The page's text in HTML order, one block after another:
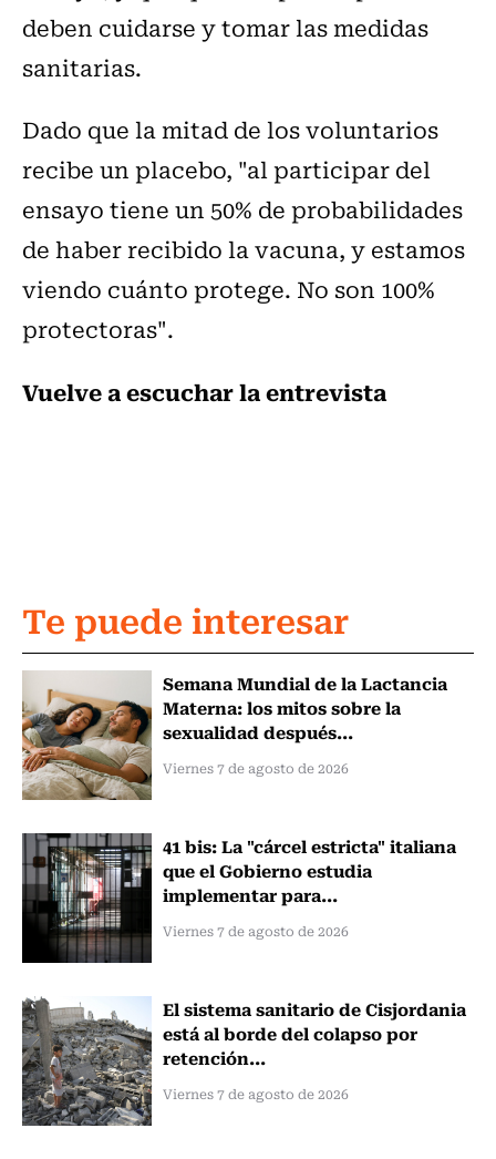
deben cuidarse y tomar las medidas
sanitarias.
Dado que la mitad de los voluntarios
recibe un placebo, "al participar del
ensayo tiene un 50% de probabilidades
de haber recibido la vacuna, y estamos
viendo cuánto protege. No son 100%
protectoras".
Vuelve a escuchar la entrevista
Te puede interesar
Semana Mundial de la Lactancia
Materna: los mitos sobre la
sexualidad después...
Viernes 7 de agosto de 2026
41 bis: La "cárcel estricta" italiana
que el Gobierno estudia
implementar para...
Viernes 7 de agosto de 2026
El sistema sanitario de Cisjordania
está al borde del colapso por
retención...
Viernes 7 de agosto de 2026